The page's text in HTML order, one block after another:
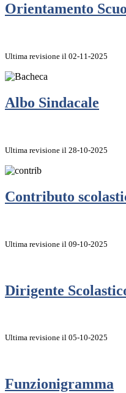
Orientamento
Ultima revisione il 02-11-2025
Albo Sindacale
Ultima revisione il 28-10-2025
Contributo
Ultima revisione il 09-10-2025
Dirigente
Ultima revisione il 05-10-2025
Funzionigramma